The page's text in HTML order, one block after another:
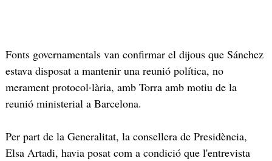
Fonts governamentals van confirmar el dijous que Sánchez
estava disposat a mantenir una reunió política, no
merament protocol·lària, amb Torra amb motiu de la
reunió ministerial a Barcelona.
Per part de la Generalitat, la consellera de Presidència,
Elsa Artadi, havia posat com a condició que l'entrevista